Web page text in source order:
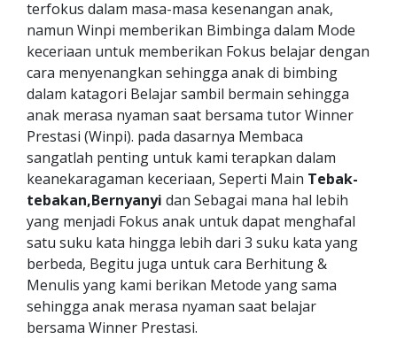
terfokus dalam masa-masa kesenangan anak,
namun Winpi memberikan Bimbinga dalam Mode
keceriaan untuk memberikan Fokus belajar dengan
cara menyenangkan sehingga anak di bimbing
dalam katagori Belajar sambil bermain sehingga
anak merasa nyaman saat bersama tutor Winner
Prestasi (Winpi). pada dasarnya Membaca
sangatlah penting untuk kami terapkan dalam
keanekaragaman keceriaan, Seperti Main Tebak-
tebakan,Bernyanyi dan Sebagai mana hal lebih
yang menjadi Fokus anak untuk dapat menghafal
satu suku kata hingga lebih dari 3 suku kata yang
berbeda, Begitu juga untuk cara Berhitung &
Menulis yang kami berikan Metode yang sama
sehingga anak merasa nyaman saat belajar
bersama Winner Prestasi.